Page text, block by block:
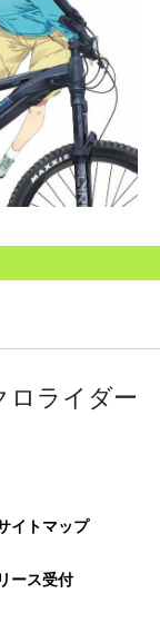
ロライダー
イトマップ
ース受付